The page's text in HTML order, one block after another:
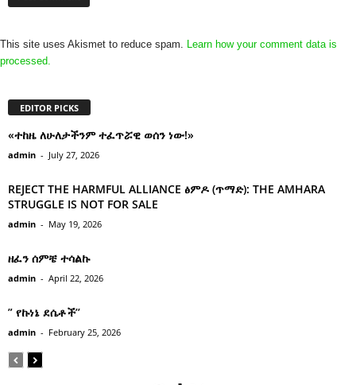
This site uses Akismet to reduce spam.
Learn how your comment data is
processed.
EDITOR PICKS
«ተከዜ ለሁለታችንም ተፈጥሯዊ ወሰን ነው!»
admin - July 27, 2026
REJECT THE HARMFUL ALLIANCE ፅምዶ (ጥማድ): THE AMHARA
STRUGGLE IS NOT FOR SALE
admin - May 19, 2026
ዘፈን ሰምቼ ተሳልኩ
admin - April 22, 2026
” የኩነኔ ደሴቶች’’
admin - February 25, 2026